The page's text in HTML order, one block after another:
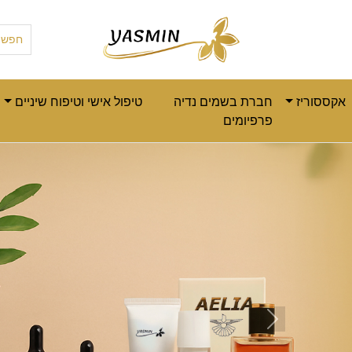
אקססוריז
חברת בשמים נדיה
פרפיומים
טיפול אישי וטיפוח שיניים
Next